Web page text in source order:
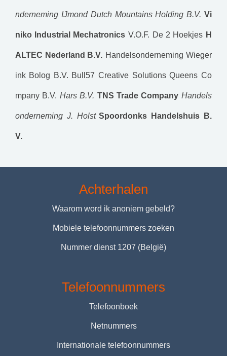
nderneming IJmond Dutch Mountains Holding B.V. Vi
niko Industrial Mechatronics V.O.F. De 2 Hoekjes H
ALTEC Nederland B.V. Handelsonderneming Wieger
ink Bolog B.V. Bull57 Creative Solutions Queens Co
mpany B.V. Hars B.V. TNS Trade Company Handels
onderneming J. Holst Spoordonks Handelshuis B.
V.
Achterhalen
Waarom word ik anoniem gebeld?
Mobiele telefoonnummers zoeken
Nummer dienst 1207 (België)
Telefoonnummers
Telefoonboek
Netnummers
Internationale telefoonnummers